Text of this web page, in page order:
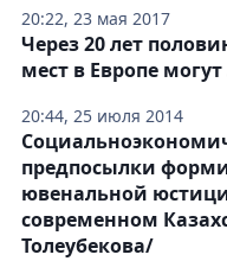
20:22, 23 мая 2017
20:44, 25 июля 2014
Через 20 лет
мест в Европе
предпосылки
ювенальной
современном
Толеубекова/